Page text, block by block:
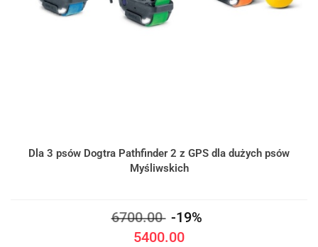
Dla 3 psów Dogtra Pathfinder 2 z GPS dla dużych psów
Myśliwskich
6700.00 -19%
5400.00